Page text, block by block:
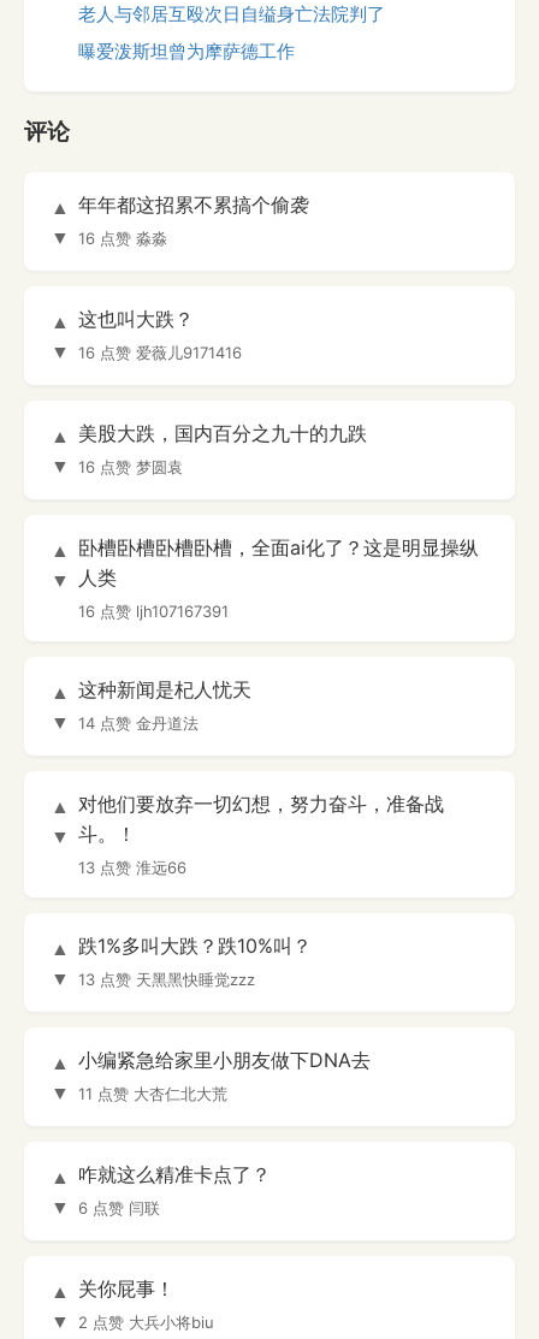
老人与邻居互殴次日自缢身亡法院判了
曝爱泼斯坦曾为摩萨德工作
评论
▲
▼
年年都这招累不累搞个偷袭
16 点赞 淼淼
▲
▼
这也叫大跌？
16 点赞 爱薇儿9171416
▲
▼
美股大跌，国内百分之九十的九跌
16 点赞 梦圆袁
▲
▼
卧槽卧槽卧槽卧槽，全面ai化了？这是明显操纵
人类
16 点赞 ljh107167391
▲
▼
这种新闻是杞人忧天
14 点赞 金丹道法
▲
▼
对他们要放弃一切幻想，努力奋斗，准备战
斗。！
13 点赞 淮远66
▲
▼
跌1%多叫大跌？跌10%叫？
13 点赞 天黑黑快睡觉zzz
▲
▼
小编紧急给家里小朋友做下DNA去
11 点赞 大杏仁北大荒
▲
▼
咋就这么精准卡点了？
6 点赞 闫联
▲
▼
关你屁事！
2 点赞 大兵小将biu